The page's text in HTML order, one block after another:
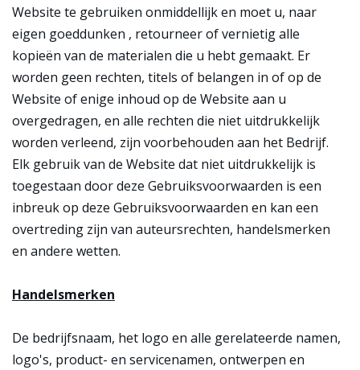
Website te gebruiken onmiddellijk en moet u, naar
eigen goeddunken , retourneer of vernietig alle
kopieën van de materialen die u hebt gemaakt. Er
worden geen rechten, titels of belangen in of op de
Website of enige inhoud op de Website aan u
overgedragen, en alle rechten die niet uitdrukkelijk
worden verleend, zijn voorbehouden aan het Bedrijf.
Elk gebruik van de Website dat niet uitdrukkelijk is
toegestaan door deze Gebruiksvoorwaarden is een
inbreuk op deze Gebruiksvoorwaarden en kan een
overtreding zijn van auteursrechten, handelsmerken
en andere wetten.
Handelsmerken
De bedrijfsnaam, het logo en alle gerelateerde namen,
logo's, product- en servicenamen, ontwerpen en